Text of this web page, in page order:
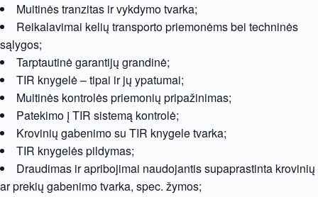
Muitinės tranzitas ir vykdymo tvarka;
Reikalavimai kelių transporto priemonėms bei techninės
sąlygos;
Tarptautinė garantijų grandinė;
TIR knygelė – tipai ir jų ypatumai;
Muitinės kontrolės priemonių pripažinimas;
Patekimo į TIR sistemą kontrolė;
Krovinių gabenimo su TIR knygele tvarka;
ТIR knygelės pildymas;
Draudimas ir apribojimai naudojantis supaprastinta krovinių
ar prekių gabenimo tvarka, spec. žymos;